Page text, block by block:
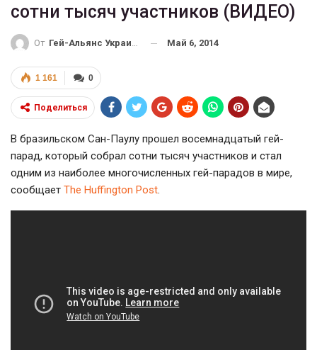
сотни тысяч участников (ВИДЕО)
От Гей-Альянс Украина Май 6, 2014
0
1 161
Поделиться
В бразильском Сан-Паулу прошел восемнадцатый гей-
парад, который собрал сотни тысяч участников и стал
одним из наиболее многочисленных гей-парадов в мире,
сообщает The Huffington Post.